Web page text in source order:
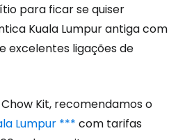
para ficar se quiser
Kuala Lumpur antiga com
excelentes ligações de
Kit, recomendamos o
Lumpur *** com tarifas